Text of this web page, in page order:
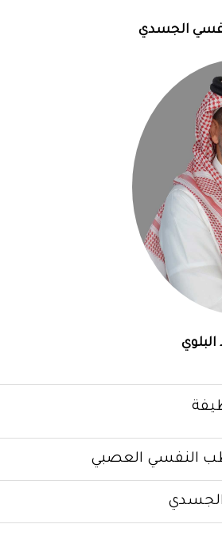
الجسدي
النفسي العصبي